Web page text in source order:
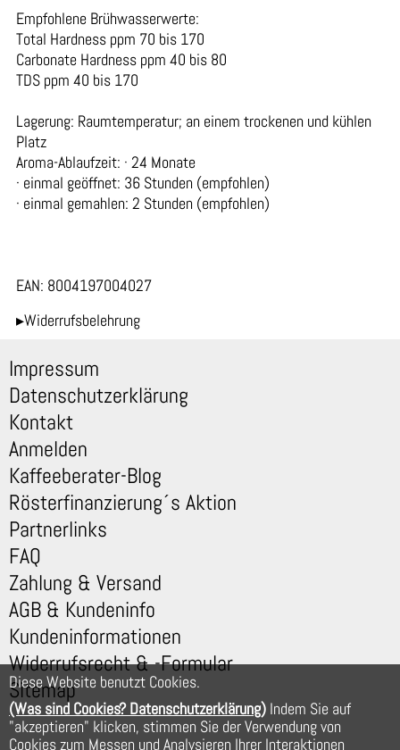
Diese Website benutzt Cookies.
(Was sind Cookies? Datenschutzerklärung) Indem Sie auf
"akzeptieren" klicken, stimmen Sie der Verwendung von
Cookies zum Messen und Analysieren Ihrer Interaktionen
Empfohlene Brühwasserwerte:
Total Hardness ppm 70 bis 170
Carbonate Hardness ppm 40 bis 80
TDS ppm 40 bis 170
Lagerung: Raumtemperatur; an einem trockenen und kühlen
Platz
Aroma-Ablaufzeit: · 24 Monate
· einmal geöffnet: 36 Stunden (empfohlen)
· einmal gemahlen: 2 Stunden (empfohlen)
EAN: 8004197004027
▸Widerrufsbelehrung
Impressum
Datenschutzerklärung
Kontakt
Anmelden
Kaffeeberater-Blog
Rösterfinanzierung´s Aktion
Partnerlinks
FAQ
Zahlung & Versand
AGB & Kundeninfo
Kundeninformationen
Widerrufsrecht & -Formular
Sitemap